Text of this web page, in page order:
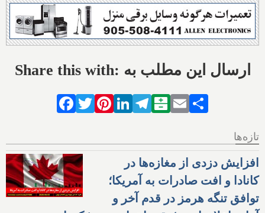
Share this with: ارسال این مطلب به
Facebook
TwitterPinterestLinkedIn
Telegram
Balatarin
Email
تازه‌ها
افزایش دزدی از مغازه‌ها در
کانادا و افت صادرات به آمریکا؛
توافق تنگه هرمز در قدم آخر و